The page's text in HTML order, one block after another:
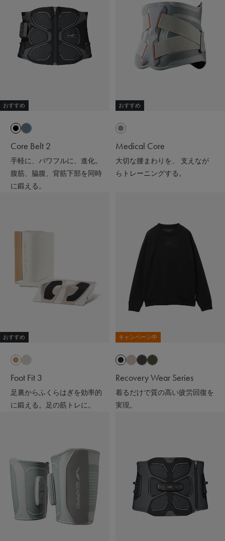
他にも、筋肉のハリ・コリの緩和、筋肉の疲れを軽減して
くれるなど、日々の疲れや緊張を和らげてくれる優れもの
❤️
着心地も抜群なんだよー😍
ストレッチがきいていて吸水速乾性もあって
接触冷感で肌触りも良いの🫶🏻💭
ギフトにもおすすめだよ🎁💝
だけで疲労回復
おすすめ
Core Belt 2
手軽に、パワフルに、進化。
腹筋、脇腹、背筋下部を同時
に鍛える。
おすすめ
Medical Core
大切な腰まわりを、 支えなが
らトレーニングする。
おすすめ
Foot Fit 3
足裏からふくらはぎを効率的
に鍛える。足の筋トレに。
キャンペーン中
Recovery Wear Series
着るだけで質の高い疲労回復を
実現。